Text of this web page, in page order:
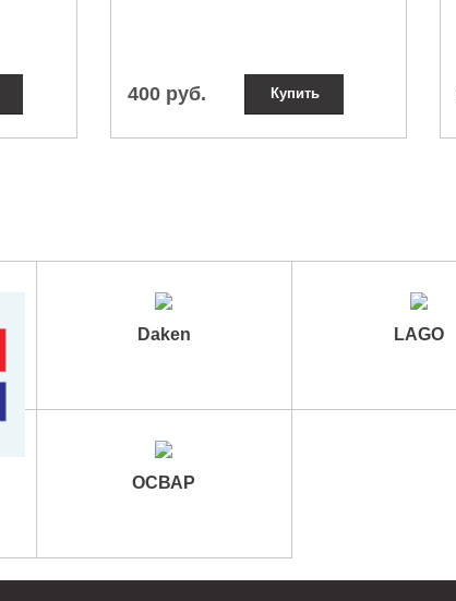
400 руб. Купить
Daken LAGO
ОСВАР